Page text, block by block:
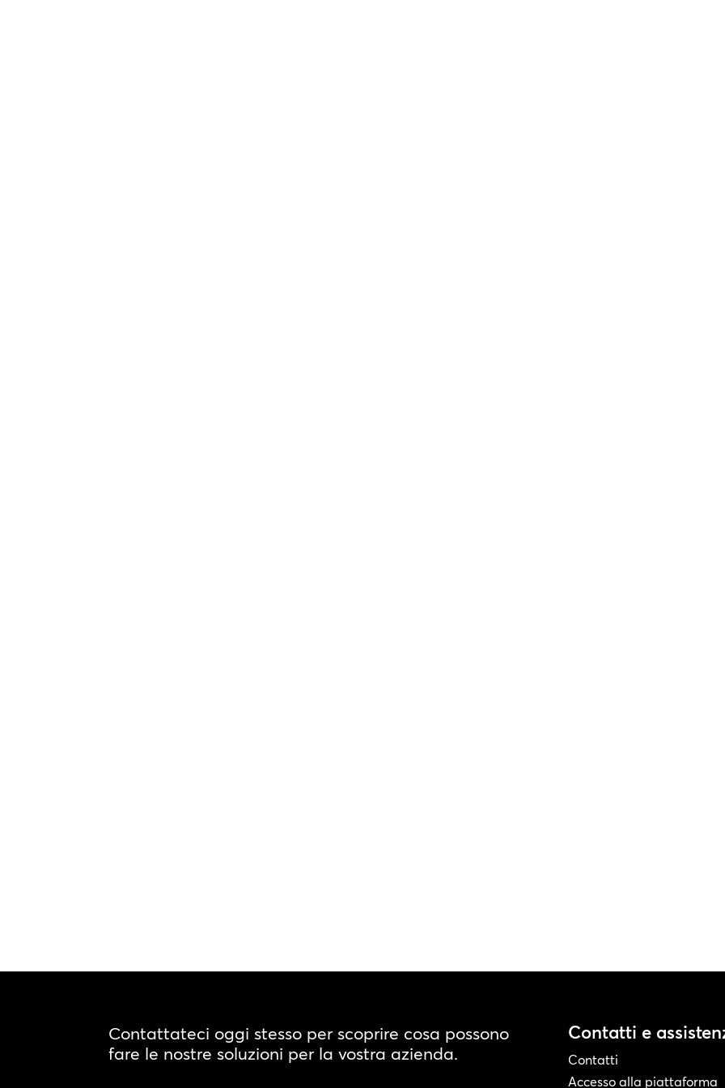
Contattateci oggi stesso per scoprire cosa possono
fare le nostre soluzioni per la vostra azienda.
Contatti e
Contatti
Accesso alla piattaforma